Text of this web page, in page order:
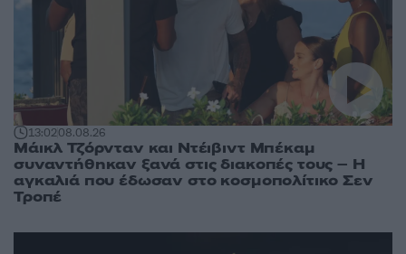
13:0208.08.26
Μάικλ Τζόρνταν και Ντέιβιντ Μπέκαμ
συναντήθηκαν ξανά στις διακοπές τους – Η
αγκαλιά που έδωσαν στο κοσμοπολίτικο Σεν
Τροπέ